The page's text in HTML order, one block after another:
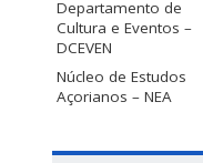
Departamento de
Cultura e Eventos –
DCEVEN
Núcleo de Estudos
Açorianos – NEA